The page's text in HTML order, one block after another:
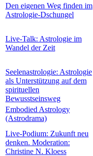
Den eigenen Weg finden im
Astrologie-Dschungel
Live-Talk: Astrologie im
Wandel der Zeit
Seelenastrologie: Astrologie
als Unterstützung auf dem
spirituellen
Bewusstseinsweg
Embodied Astrology
(Astrodrama)
Live-Podium: Zukunft neu
denken. Moderation:
Christine N. Kloess